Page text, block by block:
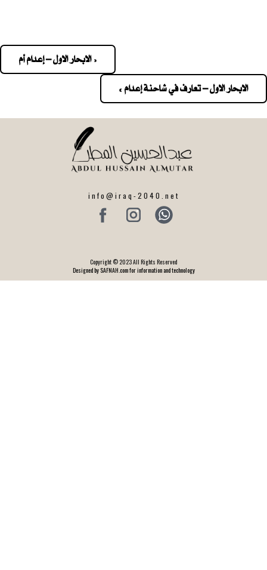
navigation
« الابحار الاول – إعدام أم
الابحار الاول – تعارف في شاحنة إعدام »
info@iraq-2040.net
Copyright © 2023 All Rights Reserved
Designed by SAFNAH.com for information and technology